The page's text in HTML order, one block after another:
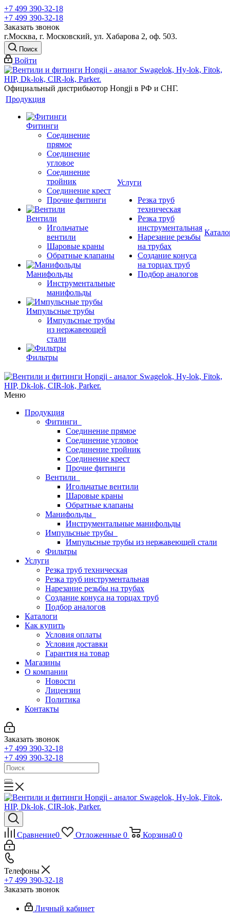
+7 499 390-32-18
+7 499 390-32-18
Заказать звонок
г.Москва, г. Московский, ул. Хабарова 2, оф. 503.
Поиск
Войти
Официальный дистрибьютор Hongji в РФ и СНГ.
Продукция
Фитинги
Соединение
прямое
Соединение
угловое
Соединение
тройник
Соединение крест
Прочие фитинги
Вентили
Игольчатые
вентили
Шаровые краны
Обратные клапаны
Манифольды
Инструментальные
манифольды
Импульсные трубы
Импульсные трубы
из нержавеющей
стали
Фильтры
Услуги
Резка труб
техническая
Резка труб
инструментальная
Нарезание резьбы
на трубах
Создание конуса
на торцах труб
Подбор аналогов
Меню
Продукция
Фитинги
Соединение прямое
Соединение угловое
Соединение тройник
Соединение крест
Прочие фитинги
Вентили
Игольчатые вентили
Шаровые краны
Обратные клапаны
Манифольды
Инструментальные манифольды
Импульсные трубы
Импульсные трубы из нержавеющей стали
Фильтры
Услуги
Резка труб техническая
Резка труб инструментальная
Нарезание резьбы на трубах
Создание конуса на торцах труб
Подбор аналогов
Каталоги
Как купить
Условия оплаты
Условия доставки
Гарантия на товар
Магазины
О компании
Новости
Лицензии
Политика
Контакты
Заказать звонок
+7 499 390-32-18
+7 499 390-32-18
Сравнение0 Отложенные 0 Корзина0 0
Телефоны
+7 499 390-32-18
Заказать звонок
Личный кабинет